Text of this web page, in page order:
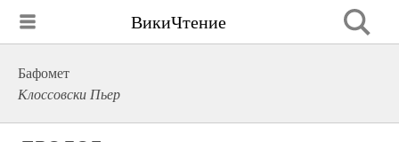
ВикиЧтение
Бафомет
Клоссовски Пьер